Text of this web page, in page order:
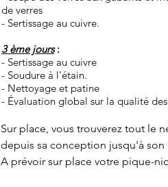
de verres
- Sertissage au cuivre.
3 ème jours:
- Sertissage au cuivre
- Soudure à l'étain.
- Nettoyage et patine
- Évaluation global sur la qualité
Sur place, vous trouverez tout le
depuis sa conception jusqu'à
A prévoir sur place votre pique-